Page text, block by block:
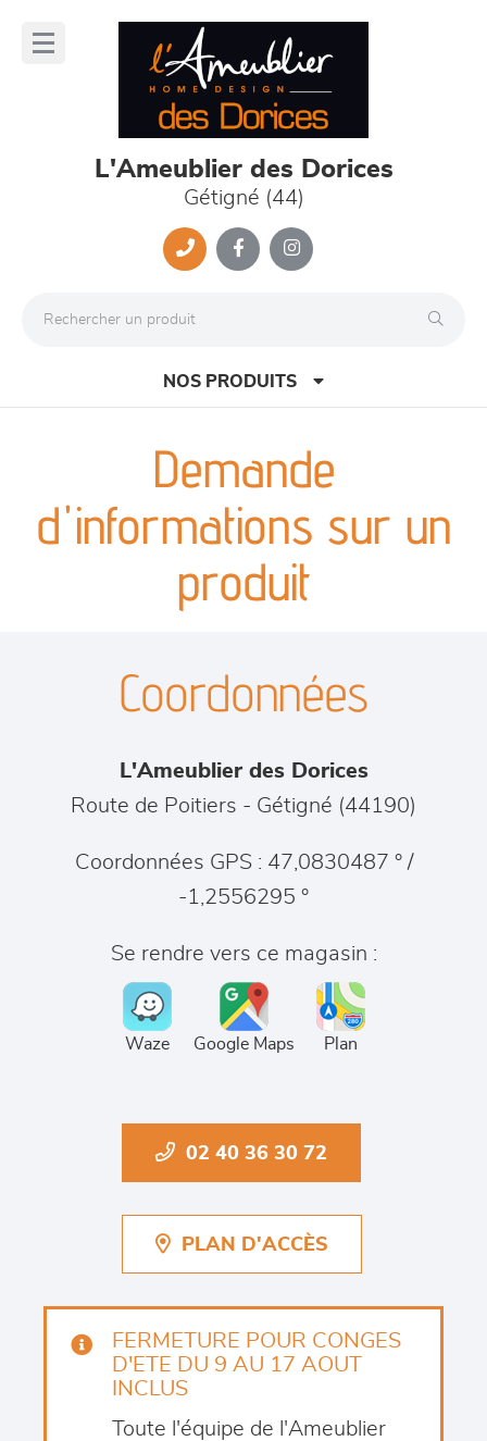
L'Ameublier des Dorices
Gétigné (44)
NOS PRODUITS
canapés et fauteuils
séjours
meubles de complément
chambres et dressing
outdoor
décoration
Demande
d'informations sur un
produit
Coordonnées
L'Ameublier des Dorices
Route de Poitiers - Gétigné (44190)
Coordonnées GPS : 47,0830487 ° /
-1,2556295 °
Se rendre vers ce magasin :
Waze Google Maps Plan
02 40 36 30 72
PLAN D'ACCÈS
FERMETURE POUR CONGES
D'ETE DU 9 AU 17 AOUT
INCLUS
Toute l'équipe de l'Ameublier